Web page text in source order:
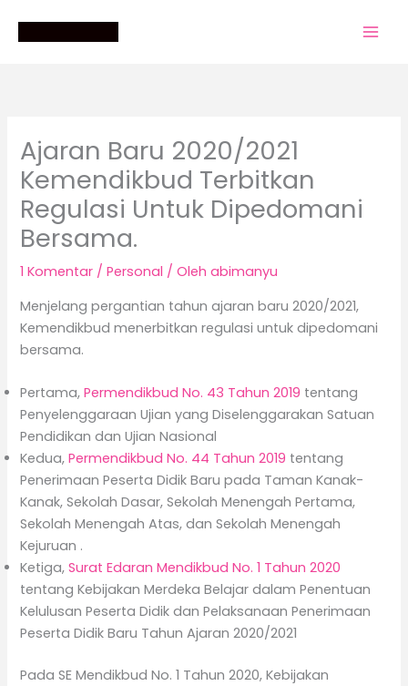
Ajaran Baru 2020/2021
Kemendikbud Terbitkan
Regulasi Untuk Dipedomani
Bersama.
1 Komentar /Personal / Olehabimanyu
Menjelang pergantian tahun ajaran baru 2020/2021,
Kemendikbud menerbitkan regulasi untuk dipedomani
bersama.
Pertama,Permendikbud No. 43 Tahun 2019 tentang
Penyelenggaraan Ujian yang Diselenggarakan Satuan
Pendidikan dan Ujian Nasional
Kedua,Permendikbud No. 44 Tahun 2019 tentang
Penerimaan Peserta Didik Baru pada Taman Kanak-
Kanak, Sekolah Dasar, Sekolah Menengah Pertama,
Sekolah Menengah Atas, dan Sekolah Menengah
Kejuruan .
Ketiga,Surat Edaran Mendikbud No. 1 Tahun 2020
tentang Kebijakan Merdeka Belajar dalam Penentuan
Kelulusan Peserta Didik dan Pelaksanaan Penerimaan
Peserta Didik Baru Tahun Ajaran 2020/2021
Pada SE Mendikbud No. 1 Tahun 2020, Kebijakan